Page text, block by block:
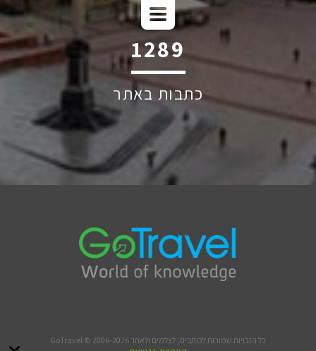
1949
כתבות באתר
כל הזכויות שמורות לכותבים, לצלמים ולאתר GoTravel © 2006-2026